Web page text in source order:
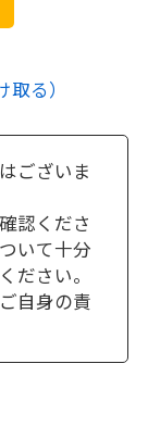
る）
ございま
認くださ
いて十分
ださい。
自身の責